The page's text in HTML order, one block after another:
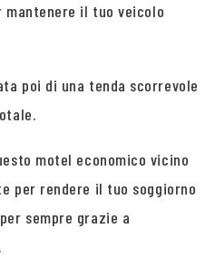
mantenere il tuo veicolo
poi di una tenda scorrevole
motel economico vicino
per rendere il tuo soggiorno
sempre grazie a